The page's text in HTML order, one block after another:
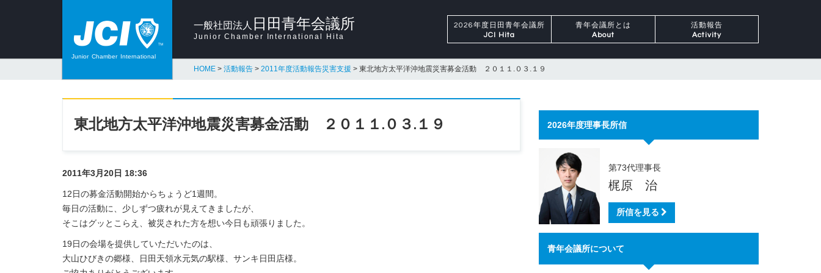
Junior Chamber International
一般社団法人 日田青年会議所
Junior Chamber International Hita
2026年度日田青年会議所
JCI Hita
青年会議所とは
About
活動報告
Activity
HOME > 活動報告 > 2011年度活動報告災害支援 > 東北地方太平洋沖地震災害募金活動 ２０１１.０３.１９
東北地方太平洋沖地震災害募金活動 ２０１１.０３.１９
2011年3月20日 18:36
12日の募金活動開始からちょうど1週間。
毎日の活動に、少しずつ疲れが見えてきましたが、
そこはグッとこらえ、被災された方を想い今日も頑張りました。
19日の会場を提供していただいたのは、
大山ひびきの郷様、日田天領水元気の駅様、サンキ日田店様。
2026年度理事長所信
第73代理事長
梶原 治
所信を見る
青年会議所について